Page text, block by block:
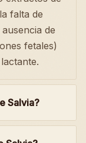
falta de
de
fetales)
Salvia?